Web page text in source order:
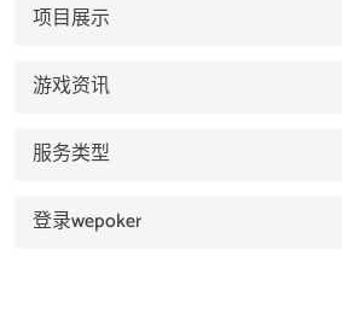
项目展示
游戏资讯
服务类型
登录wepoker